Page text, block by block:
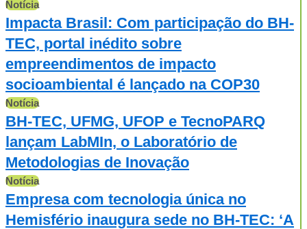
Notícia
Impacta Brasil: Com participação do BH-
TEC, portal inédito sobre
empreendimentos de impacto
socioambiental é lançado na COP30
Notícia
BH-TEC, UFMG, UFOP e TecnoPARQ
lançam LabMIn, o Laboratório de
Metodologias de Inovação
Notícia
Empresa com tecnologia única no
Hemisfério inaugura sede no BH-TEC: ‘A